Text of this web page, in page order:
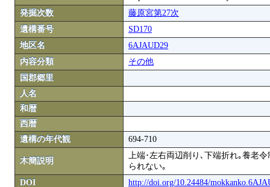
発掘次数
藤原宮第27次
遺構番号
SD170
地区名
6AJAUD29
内容分類
その他
国郡郷里
人名
和暦
西暦
遺構の年代観
694-710
木簡説明
上端･左右両辺削り､下端折れ｡養老
られない｡
DOI
http://doi.org/10.24484/